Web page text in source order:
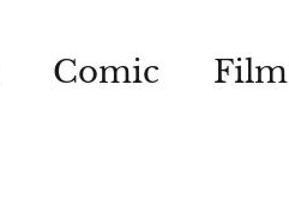
Comic Film